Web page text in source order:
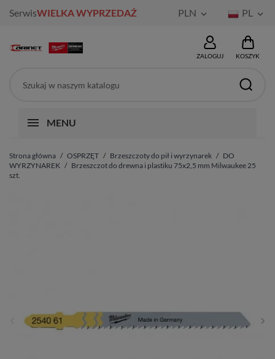
SerwisWIELKA WYPRZEDAŻ PLN  PL 
ZALOGUJ KOSZYK
MENU
Strona główna OSPRZĘT Brzeszczoty do pił i wyrzynarek
DO
WYRZYNAREK
Brzeszczot do drewna i plastiku 75x2,5 mm Milwaukee 25
szt.